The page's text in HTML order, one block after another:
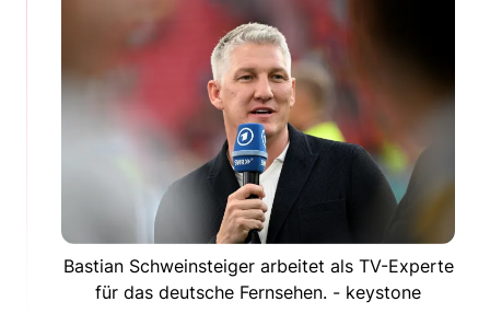
Bastian Schweinsteiger arbeitet als TV-Experte
für das deutsche Fernsehen. - keystone